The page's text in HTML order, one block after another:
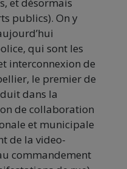
et désormais
publics). On y
qui sont les
interconnexion de
le premier de
dans la
de collaboration
et municipale
de la video-
commandement